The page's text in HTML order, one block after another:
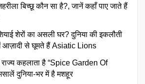
बिच्छू कौन सा है?, जानें कहाँ पाए जाते हैं
शेरों का असली घर? दुनिया की इकलौती
आज़ादी से घूमते हैं Asiatic Lions
राज्य कहलाता है “Spice Garden Of
दुनिया-भर में है मशहूर